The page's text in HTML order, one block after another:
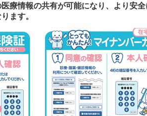
療情報の共有が可能になり、より安
ます。